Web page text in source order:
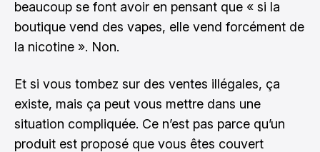
beaucoup se font avoir en pensant que « si la
boutique vend des vapes, elle vend forcément de
la nicotine ». Non.
Et si vous tombez sur des ventes illégales, ça
existe, mais ça peut vous mettre dans une
situation compliquée. Ce n’est pas parce qu’un
produit est proposé que vous êtes couvert